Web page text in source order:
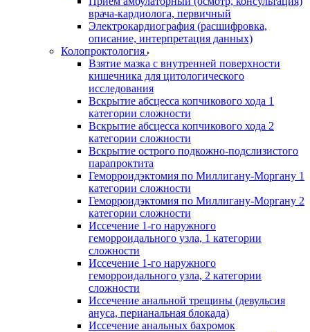
врача-кардиолога, первичный
Электрокардиография (расшифровка,
описание, интерпретация данных)
Колопроктология
Взятие мазка с внутренней поверхности
кишечника для цитологического
исследования
Вскрытие абсцесса копчикового хода 1
категории сложности
Вскрытие абсцесса копчикового хода 2
категории сложности
Вскрытие острого подкожно-подслизистого
парапроктита
Геморроидэктомия по Миллигану-Моргану 1
категории сложности
Геморроидэктомия по Миллигану-Моргану 2
категории сложности
Иссечение 1-го наружного
геморроидального узла, 1 категории
сложности
Иссечение 1-го наружного
геморроидального узла, 2 категории
сложности
Иссечение анальной трещины (девульсия
ануса, перианальная блокада)
Иссечение анальных бахромок